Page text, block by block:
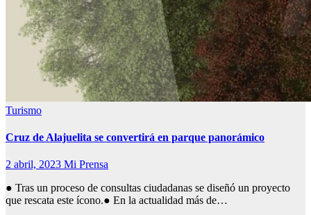
Turismo
Cruz de Alajuelita se convertirá en parque panorámico
2 abril, 2023 Mi Prensa
● Tras un proceso de consultas ciudadanas se diseñó un proyecto
que rescata este ícono.● En la actualidad más de…